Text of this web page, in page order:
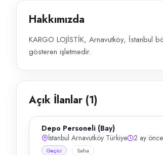
Hakkımızda
KARGO LOJİSTİK, Arnavutköy, İstanbul
gösteren işletmedir.
Açık İlanlar (1)
Depo Personeli (Bay)
İstanbul Arnavutköy Türkiye
2 ay önce
Geçici Saha